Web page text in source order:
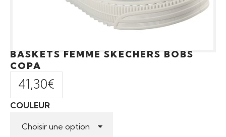
BASKETS FEMME SKECHERS BOBS
COPA
41,30€
COULEUR